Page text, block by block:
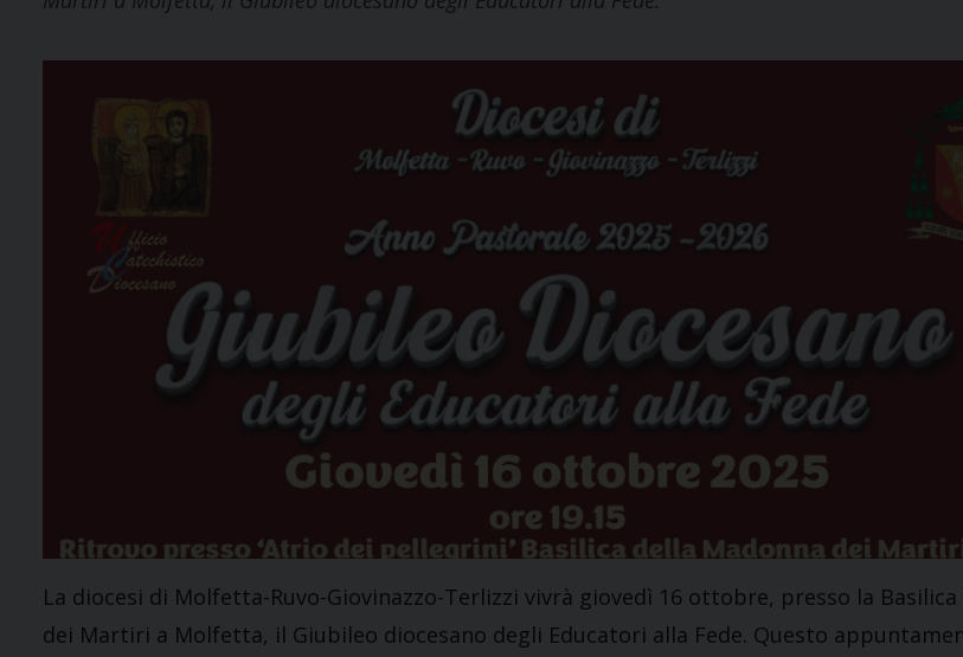
La diocesi di Molfetta-Ruvo-Giovinazzo-Terlizzi vivrà giovedì 16 ottobre, presso la Basilica
dei Martiri a Molfetta, il Giubileo diocesano degli Educatori alla Fede. Questo